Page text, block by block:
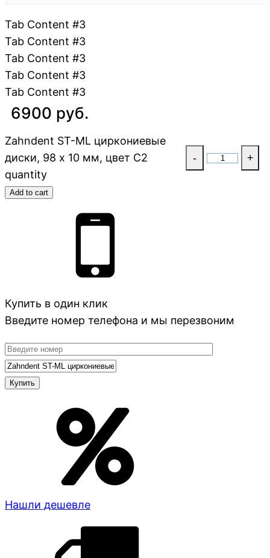
Tab Content #3
Tab Content #3
Tab Content #3
Tab Content #3
Tab Content #3
6900 руб.
Zahndent ST-ML циркониевые
диски, 98 х 10 мм, цвет C2
quantity
- +
Add to cart
Купить в один клик
Введите номер телефона и мы перезвоним
Нашли дешевле